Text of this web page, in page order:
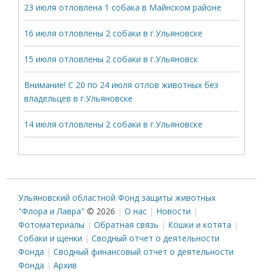
23 июля отловлена 1 собака в Майнском районе
16 июля отловлены 2 собаки в г.Ульяновске
15 июля отловлены 2 собаки в г.Ульяновск
Внимание! С 20 по 24 июля отлов животных без
владельцев в г.Ульяновске
14 июля отловлены 2 собаки в г.Ульяновске
Ульяновский областной Фонд защиты животных
"Флора и Лавра" © 2026 О нас
Новости
Фотоматериалы
Обратная связь
Кошки и котята
Собаки и щенки
Сводный отчет о деятельности
Фонда
Сводный финансовый отчет о деятельности
Фонда
Архив